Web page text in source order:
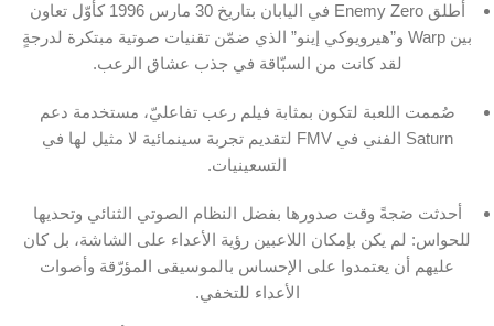
أُطلق Enemy Zero في اليابان بتاريخ 30 مارس 1996 كأوّل تعاون
بين Warp و”هيرويوكي إينو” الذي ضمّن تقنيات صوتية مبتكرة لدرجةٍ
لقد كانت من السبّاقة في جذب عشاق الرعب.
صُممت اللعبة لتكون بمثابة فيلم رعب تفاعليّ، مستخدمة دعم
Saturn الفني في FMV لتقديم تجربة سينمائية لا مثيل لها في
التسعينيات.
أحدثت ضجةً وقت صدورها بفضل النظام الصوتي الثنائي وتحديها
للحواس: لم يكن بإمكان اللاعبين رؤية الأعداء على الشاشة، بل كان
عليهم أن يعتمدوا على الإحساس بالموسيقى المؤرّقة وأصوات
الأعداء للتخفي.